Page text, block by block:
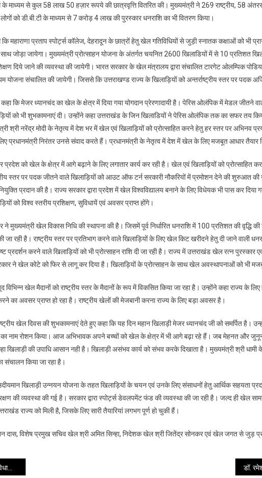
38वें
राष्ट्रीय
की
वेबसाइट
का
लोकार्पण
के माध्यम से कुल 58 लाख 50 हज़ार रूपये की छात्रवृत्ति वितरित की। मुख्यमंत्री ने 269 राष्ट्रीय, 58
को डी.बी.टी के माध्यम से 7 करोड़ 4 लाख की पुरस्कार धनराशि का भी वितरण किया।
महाराणा प्रताप स्पोर्ट्स कॉलेज, देहरादून के छात्रों हेतु खेल गतिविधियों से जुड़ी स्नातक कक्षाओं को भी
साथ जोड़ा जायेगा। मुख्यमंत्री प्रोत्साहन योजना के अंतर्गत चयनित 2600 खिलाडियों में से 10 प्रतिशत
दिये जाने की व्यवस्था की जायेगी। भारत सरकार के खेल मंत्रालय द्वारा संचालित टारगेट ओलम्पिक
योजना संचालित की जायेगी। जिससे कि उत्तराखण्ड राज्य के खिलाड़ियों को अन्तर्राष्ट्रीय स्तर पर पदक
कहा कि मेजर ध्यानचंद का खेल के क्षेत्र में दिया गया योगदान प्रेरणादायी है। पेरिस ओलंपिक में मेडल जीतने
को भी शुभकामनाएं दी। उन्होंने कहा उत्तराखंड के जिन खिलाडियों ने पेरिस ओलंपिक तक का सफर तय
श्री नरेंद्र मोदी के नेतृत्व में देश भर में खेल एवं खिलाड़ियों को प्रोत्साहित करने हेतु हर स्तर पर अभिनव
प्रधानमंत्री निरंतर उनसे संवाद करते हैं। प्रधानमंत्री के नेतृत्व में देश में खेल के लिए मजबूत आधार तैयार
प्रदेश को खेल के क्षेत्र में आगे बढ़ाने के लिए लगातार कार्य कर रही है। खेल एवं खिलाड़ियों को प्रोत्साहित
स्तर पर पदक जीतने वाले खिलाड़ियों को आउट ऑफ टर्न सरकारी नौकरियों में प्रमोशन देने की शुरुआत
प्रदान की है। राज्य सरकार द्वारा प्रदेश में खेल विश्वविद्यालय बनाने के लिए विधेयक भी पास कर
को विश्व स्तरीय प्रशिक्षण, सुविधायें एवं अवसर प्राप्त होंगे।
मुख्यमंत्री खेल विकास निधि की स्थापना की है। जिसमें पूर्व निर्धारित धनराशि में 100 प्रतिशत की वृद्धि
जा रही है। राष्ट्रीय स्तर पर प्रतिभाग करने वाले खिलाड़ियों के लिए खेल किट खरीदने हेतु दी जाने वाली
प्रदर्शन करने वाले खिलाड़ियों को भी प्रोत्साहन राशि दी जा रही है। राज्य में उत्तराखंड खेल रत्न पुरस्कार
ने खेल कोटे को फिर से लागू कर दिया है। खिलाड़ियों के प्रोत्साहन के साथ खेल अवस्थापनाओं को भी
विभिन्न खेल मैदानों को राष्ट्रीय स्तर के मैदानों के रूप में विकसित किया जा रहा है। उन्होंने कहा राज्य के लिए
का अवसर प्राप्त हो रहा है। राष्ट्रीय खेलों की मेजबानी करना राज्य के लिए बड़ा अवसर है।
खेल दिवस की शुभकामनाएं देते हुए कहा कि यह दिन महान खिलाड़ी मेजर ध्यानचंद जी को समर्पित है।
का नाम रोशन किया। आज अभिभावक अपने बच्चों को खेल के क्षेत्र में भी आगे बढ़ा रहे हैं। जब मेहनत और जुनून
खिलाड़ी की उपाधि आसान नही है। खिलाड़ी असंभव कार्य को संभव करके दिखाता है। मुख्यमंत्री श्री धामी
संचालन किया जा रहा है।
खिलाड़ी उन्नयन योजना के तहत खिलाड़ियों के चयन एवं उनके लिए संसाधनों हेतु आर्थिक सहयता
की व्यवस्था की गई है। सरकार द्वारा स्पोर्ट्स डेवलपमेंट फंड की व्यवस्था की जा रही है। जल्द ही खेल
राज्य को मिली है, जिसके लिए सारी तैयारियां लगभग पूर्ण हो चुकी हैं।
दास, विशेष प्रमुख सचिव खेल श्री अमित सिन्हा, निदेशक खेल श्री जितेंद्र सोनकर एवं खेल जगत से जुड़